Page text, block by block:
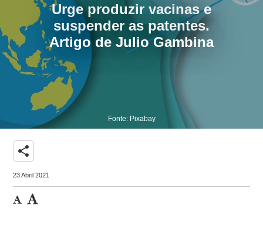
Urge produzir vacinas e
suspender as patentes.
Artigo de Julio Gambina
Fonte: Pixabay
share
23 Abril 2021